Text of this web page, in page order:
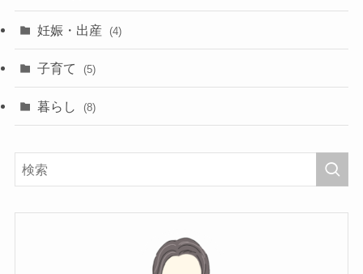
妊娠・出産 (4)
子育て (5)
暮らし (8)